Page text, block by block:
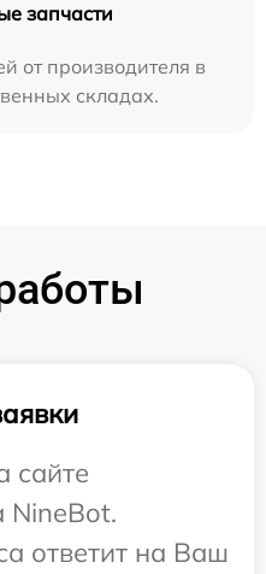
запчасти
от производителя в
складах.
сайте
NineBot.
ответит на Ваш